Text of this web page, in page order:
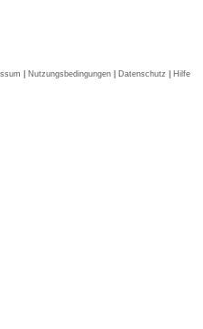
| Nutzungsbedingungen | Datenschutz | Hilfe